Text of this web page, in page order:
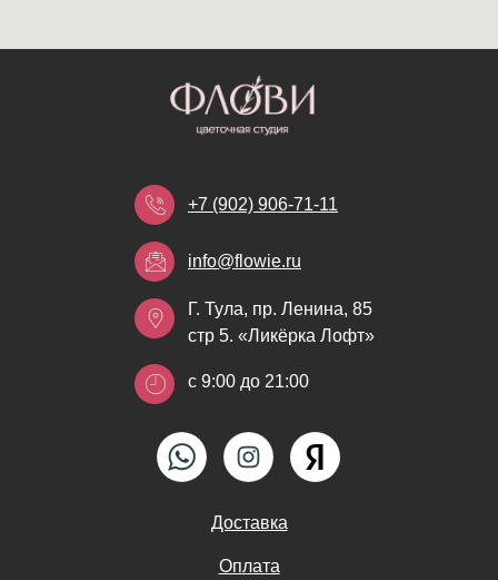
+7 (902) 906-71-11
info@flowie.ru
Г. Тула, пр. Ленина, 85
стр 5. «Ликёрка Лофт»
с 9:00 до 21:00
Доставка
Оплата